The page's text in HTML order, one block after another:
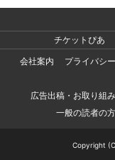
チケットぴあ
会社案内
プライバシ
広告出稿・お取り組
一般の読者の
Copyright